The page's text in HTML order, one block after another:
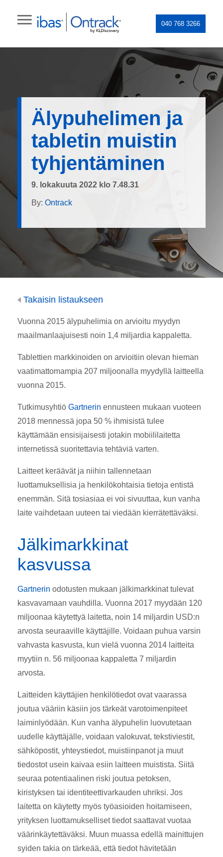
040 768 3266
Älypuhelimen ja
tabletin muistin
tyhjentäminen
9. lokakuuta 2022 klo 7.48.31
By: Ontrack
Takaisin listaukseen
Vuonna 2015 älypuhelimia on arvioitu myydyn
maailmanlaajuisesti noin 1,4 miljardia kappaletta.
Tablettien markkinoiden on arvioitiin olevan hieman
vaatimattomampia 207 miljoonalla myydyllä laitteella
vuonna 2015.
Tutkimusyhtiö Gartnerin ennusteen mukaan vuoteen
2018 mennessä jopa 50 % ihmisistä tulee
käyttämään ensisijaisesti jotakin mobiililaitetta
internetissä suoritettavia tehtäviä varten.
Laitteet keräävät ja niihin tallennetaan
luottamuksellisia ja henkilökohtaisia tietoja entistä
enemmän. Sitä tosiasiaa ei voi sivuuttaa, kun vanha
laite vaihdetaan uuteen tai viedään kierrätettäväksi.
Jälkimarkkinat
kasvussa
Gartnerin odotusten mukaan jälkimarkkinat tulevat
kasvavamaan vauhdilla. Vuonna 2017 myydään 120
miljoonaa käytettyä laitetta, noin 14 miljardin USD:n
arvosta seuraaville käyttäjille. Voidaan puhua varsin
vahvasta kasvusta, kun vielä vuonna 2014 laitteita
myytiin n. 56 miljoonaa kappaletta 7 miljardin
arvosta.
Laitteiden käyttäjien henkilötiedot ovat vaarassa
joutua vääriin käsiin jos tärkeät varotoimenpiteet
laiminlyödään. Kun vanha älypuhelin luovutetaan
uudelle käyttäjälle, voidaan valokuvat, tekstiviestit,
sähköpostit, yhteystiedot, muistiinpanot ja muut
tiedostot usein kaivaa esiin laitteen muistista. Siitä
seuraa potentiaalinen riski joutua petoksen,
kiristyksen tai identiteettivarkauden uhriksi. Jos
laitetta on käytetty myös työasioiden hoitamiseen,
yrityksen luottamukselliset tiedot saattavat vuotaa
väärinkäytettäväksi. Muun muassa edellä mainittujen
syiden takia on tärkeää, että tiedot hävitetään